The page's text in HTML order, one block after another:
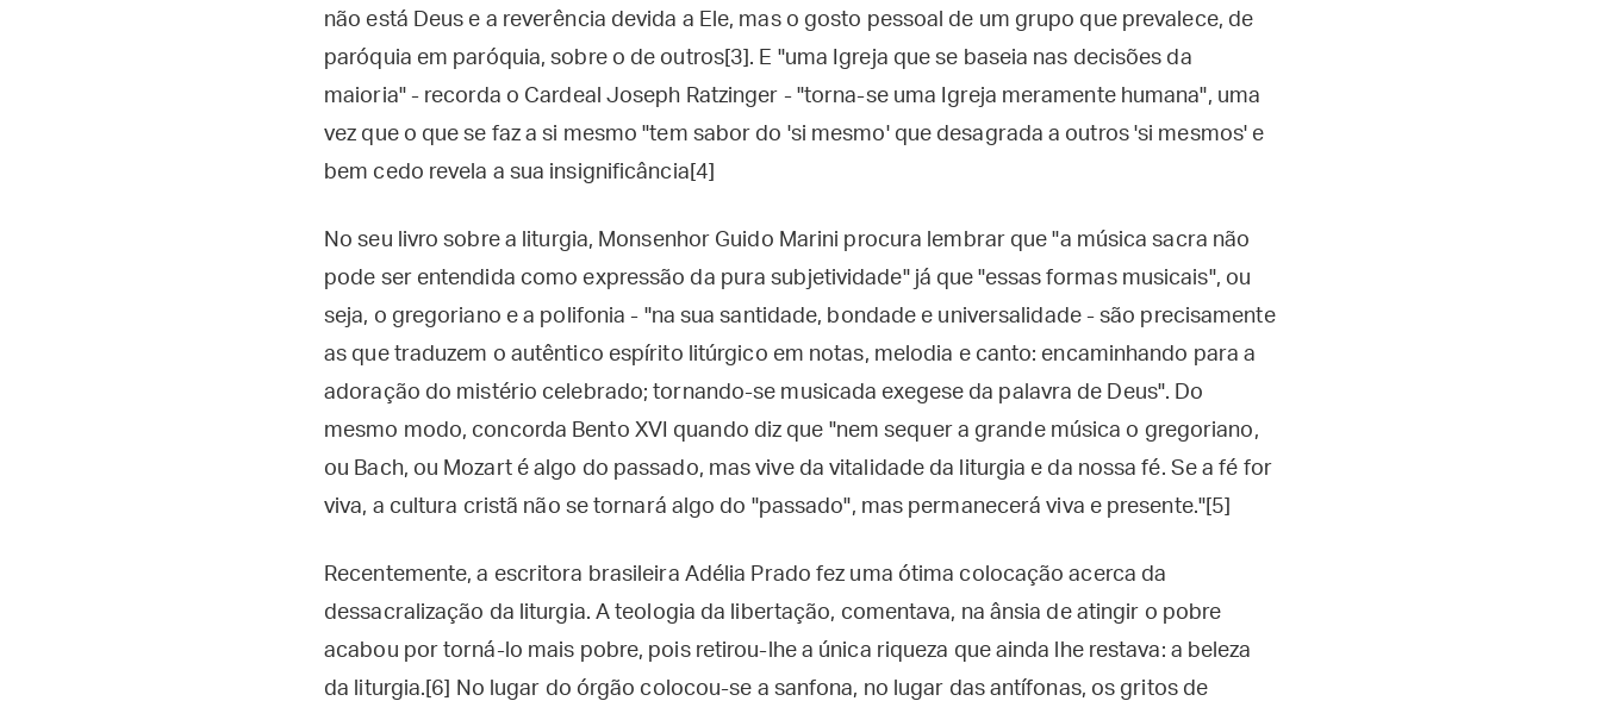
não está Deus e a reverência devida a Ele, mas o gosto pessoal de um grupo que prevalece, de
paróquia em paróquia, sobre o de outros[3]. E "uma Igreja que se baseia nas decisões da
maioria" - recorda o Cardeal Joseph Ratzinger - "torna-se uma Igreja meramente humana", uma
vez que o que se faz a si mesmo "tem sabor do 'si mesmo' que desagrada a outros 'si mesmos' e
bem cedo revela a sua insignificância[4]
No seu livro sobre a liturgia, Monsenhor Guido Marini procura lembrar que "a música sacra não
pode ser entendida como expressão da pura subjetividade" já que "essas formas musicais", ou
seja, o gregoriano e a polifonia - "na sua santidade, bondade e universalidade - são precisamente
as que traduzem o autêntico espírito litúrgico em notas, melodia e canto: encaminhando para a
adoração do mistério celebrado; tornando-se musicada exegese da palavra de Deus". Do
mesmo modo, concorda Bento XVI quando diz que "nem sequer a grande música o gregoriano,
ou Bach, ou Mozart é algo do passado, mas vive da vitalidade da liturgia e da nossa fé. Se a fé for
viva, a cultura cristã não se tornará algo do "passado", mas permanecerá viva e presente."[5]
Recentemente, a escritora brasileira Adélia Prado fez uma ótima colocação acerca da
dessacralização da liturgia. A teologia da libertação, comentava, na ânsia de atingir o pobre
acabou por torná-lo mais pobre, pois retirou-lhe a única riqueza que ainda lhe restava: a beleza
da liturgia.[6] No lugar do órgão colocou-se a sanfona, no lugar das antífonas, os gritos de